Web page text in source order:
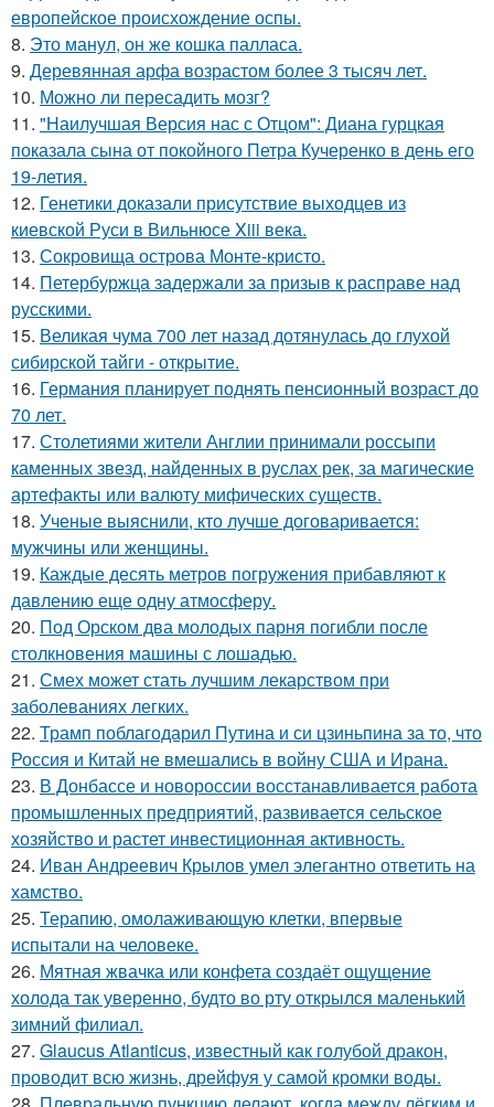
европейское происхождение оспы.
8. Это манул, он же кошка палласа.
9. Деревянная арфа возрастом более 3 тысяч лет.
10. Можно ли пересадить мозг?
11. "Наилучшая Версия нас с Отцом": Диана гурцкая
показала сына от покойного Петра Кучеренко в день его
19-летия.
12. Генетики доказали присутствие выходцев из
киевской Руси в Вильнюсе Xiii века.
13. Сокровища острова Монте-кристо.
14. Петербуржца задержали за призыв к расправе над
русскими.
15. Великая чума 700 лет назад дотянулась до глухой
сибирской тайги - открытие.
16. Германия планирует поднять пенсионный возраст до
70 лет.
17. Столетиями жители Англии принимали россыпи
каменных звезд, найденных в руслах рек, за магические
артефакты или валюту мифических существ.
18. Ученые выяснили, кто лучше договаривается:
мужчины или женщины.
19. Каждые десять метров погружения прибавляют к
давлению еще одну атмосферу.
20. Под Орском два молодых парня погибли после
столкновения машины с лошадью.
21. Смех может стать лучшим лекарством при
заболеваниях легких.
22. Трамп поблагодарил Путина и си цзиньпина за то, что
Россия и Китай не вмешались в войну США и Ирана.
23. В Донбассе и новороссии восстанавливается работа
промышленных предприятий, развивается сельское
хозяйство и растет инвестиционная активность.
24. Иван Андреевич Крылов умел элегантно ответить на
хамство.
25. Терапию, омолаживающую клетки, впервые
испытали на человеке.
26. Мятная жвачка или конфета создаёт ощущение
холода так уверенно, будто во рту открылся маленький
зимний филиал.
27. Glaucus Atlanticus, известный как голубой дракон,
проводит всю жизнь, дрейфуя у самой кромки воды.